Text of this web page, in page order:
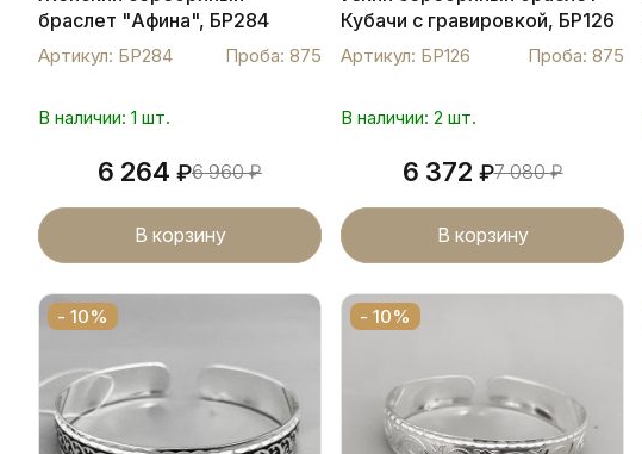
браслет "Афина", БР284
Артикул: БР284 Проба: 875
В наличии: 1 шт.
6 264 ₽6 960₽
В корзину
Кубачи с гравировкой, БР126
Артикул: БР126 Проба: 875
В наличии: 2 шт.
6 372 ₽7 080₽
В корзину
- 10% - 10%